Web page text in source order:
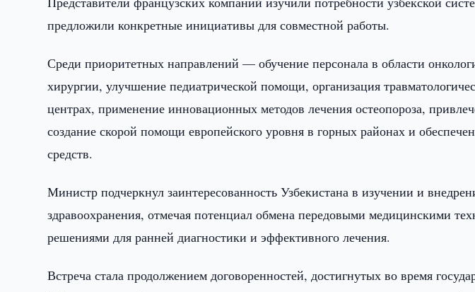
предложили конкретные инициативы для совместной работы.
Среди приоритетных направлений — обучение персонала в области
хирургии, улучшение педиатрической помощи, организация
центрах, применение инновационных методов лечения остеопороза,
создание скорой помощи европейского уровня в горных районах и
средств.
Министр подчеркнул заинтересованность Узбекистана в изучении и
здравоохранения, отмечая потенциал обмена передовыми медицинскими
решениями для ранней диагностики и эффективного лечения.
Встреча стала продолжением договоренностей, достигнутых во время